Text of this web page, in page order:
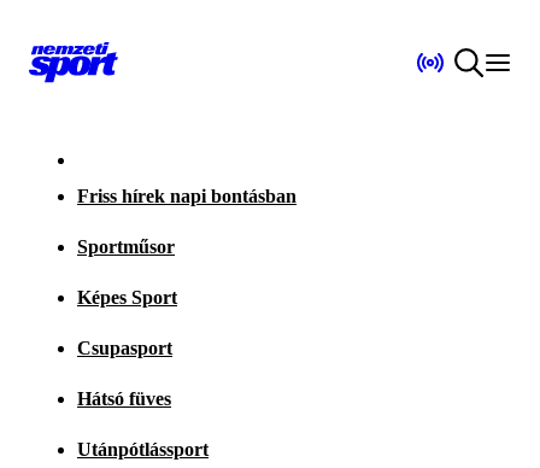
Friss hírek napi bontásban
Sportműsor
Képes Sport
Csupasport
Hátsó füves
Utánpótlássport